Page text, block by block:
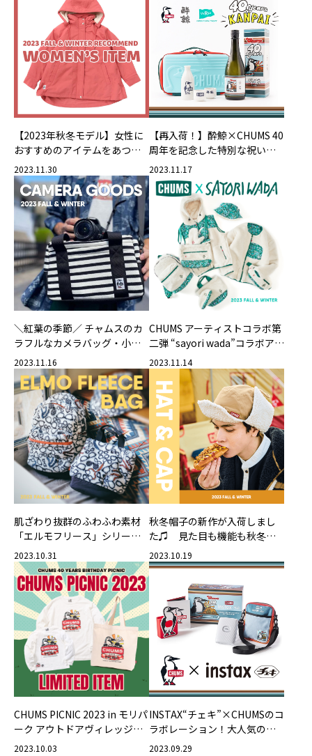
【2023年秋冬モデル】女性に
おすすめのアイテムをあつめ
ました♪プレゼントにも！
2023.11.30
【再入荷！】酔鯨×CHUMS 40
周年を記念した特別な祝い酒
セット
2023.11.17
＼紅葉の季節／ チャムスのカ
ラフルなカメラバッグ・小物
で、写真を撮りに出かけよ
う！
2023.11.16
CHUMS アーティストコラボ第
二弾 “sayori wada”コラボアイ
テムに新作登場！
2023.11.14
肌ざわり抜群のふわふわ素材
「エルモフリース」シリーズ
にバッグや小物が登場！
2023.10.31
秋冬帽子の新作が入荷しまし
た♫ 見た目も機能も秋冬ら
しく、コーデにプラスワン！
2023.10.19
CHUMS PICNIC 2023 in モリパ
ーク アウトドアヴィレッジ
オフィシャルグッズ販売開
2023.10.03
INSTAX“チェキ”×CHUMSのコ
ラボレーション！大人気のス
マホプリンター「INSTAX mini
2023.09.29